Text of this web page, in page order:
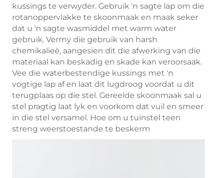
kussings te verwyder. Gebruik 'n sagte lap om die
rotanoppervlakke te skoonmaak en maak seker
dat u 'n sagte wasmiddel met warm water
gebruik. Vermy die gebruik van harsh
chemikalieë, aangesien dit die afwerking van die
materiaal kan beskadig en skade kan veroorsaak.
Vee die waterbestendige kussings met 'n
vogtige lap af en laat dit lugdroog voordat u dit
terugplaas op die stel. Gereelde skoonmaak sal u
stel pragtig laat lyk en voorkom dat vuil en smeer
in die stel versamel. Hoe om u tuinstel teen
streng weerstoestande te beskerm